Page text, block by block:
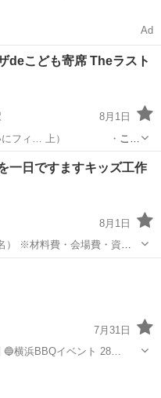
Ad
deこども寄席 Theラスト
8月1日
いにフィ… 上） ・ こど
も1名（4歳～17歳… 購入は
…
コンサート/ショー 寄席
一日ですますキッズ工作
8月1日
） ※材料費・会場費・資料
7月31日
自然公園 🔵横浜BBQイベント 28…